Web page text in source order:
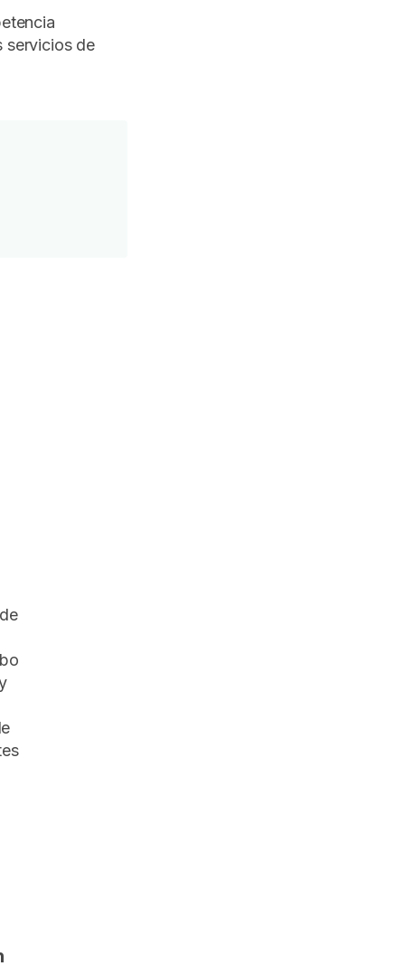
servicios de